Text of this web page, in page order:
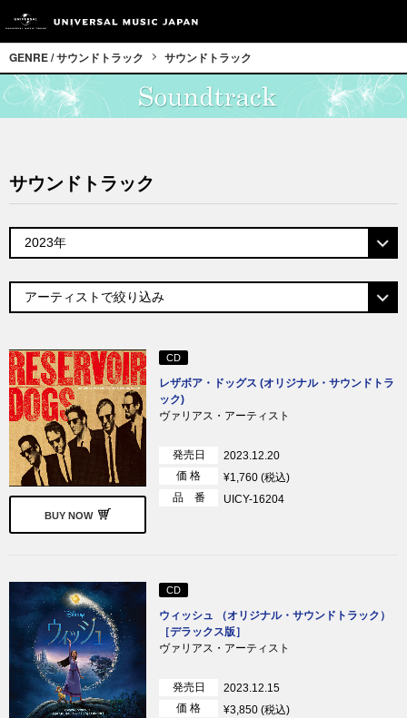
GENRE / サウンドトラック サウンドトラック
サウンドトラック
BUY NOW
CD
レザボア・ドッグス (オリジナル・サウンドトラ
ック)
ヴァリアス・アーティスト
発売日
2023.12.20
価 格
¥1,760 (税込)
品 番
UICY-16204
CD
ウィッシュ （オリジナル・サウンドトラック）
［デラックス版］
ヴァリアス・アーティスト
発売日
2023.12.15
価 格
¥3,850 (税込)